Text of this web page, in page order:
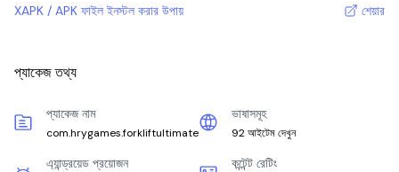
XAPK / APK ফাইল ইনস্টল করার উপায় শেয়ার
প্যাকেজ তথ্য
প্যাকেজ নাম
com.hrygames.forkliftultimate
ভাষাসমূহ
92 আইটেম দেখুন
এ্যান্ড্রয়েড প্রয়োজন কন্টেন্ট রেটিং